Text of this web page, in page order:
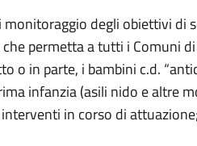
degli obiettivi di
permetta a tutti i Comuni
o in parte, i bambini c.d.
infanzia (asili nido e altre
in corso di attuazione;